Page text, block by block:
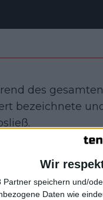
Wir
Partner speichern und/
Daten wie
des
bezeichnete
mehr, um
Karrieren